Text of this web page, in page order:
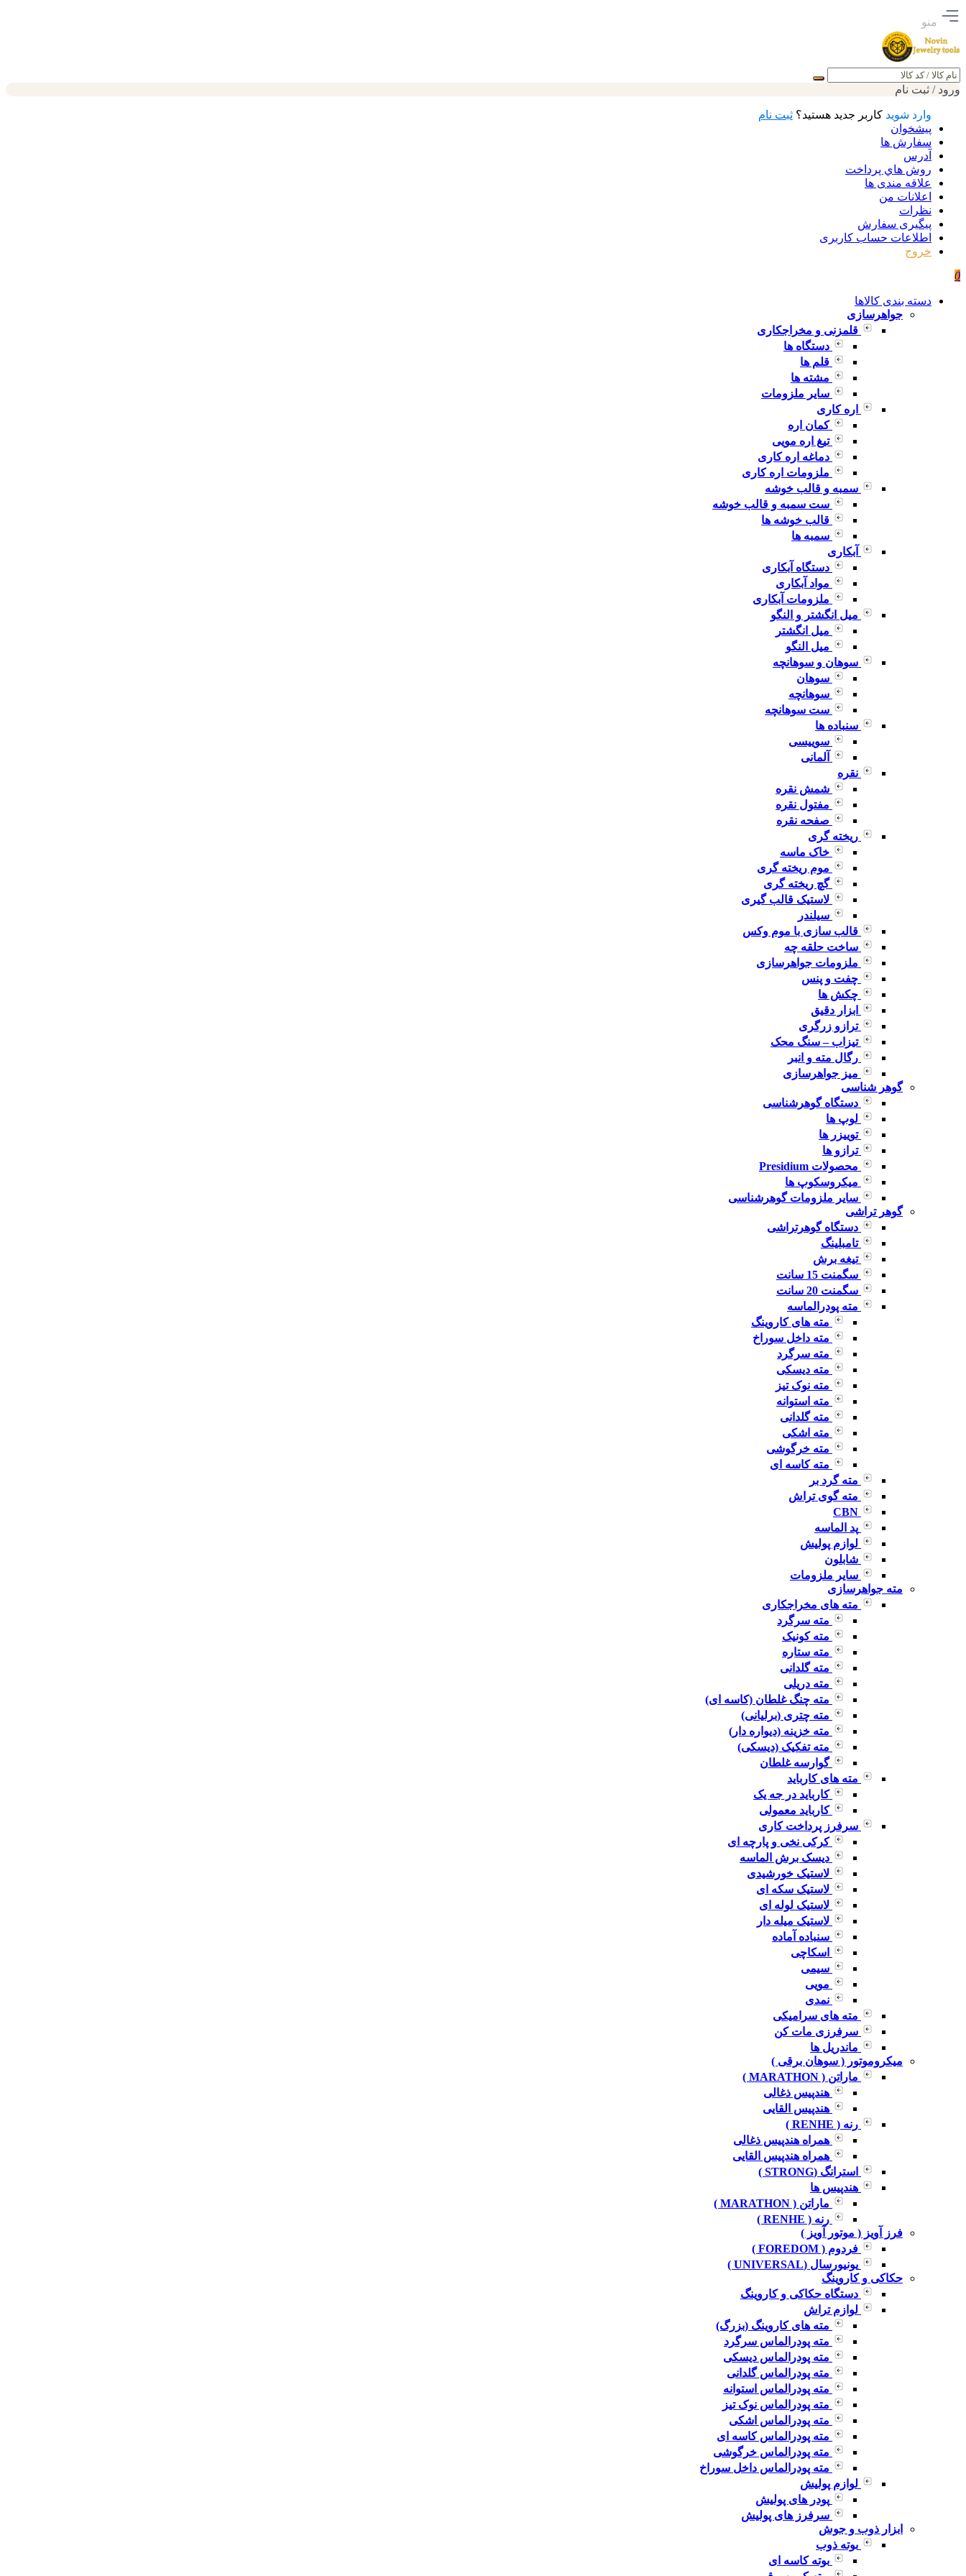
منو
جستجو
ورود / ثبت نام
وارد شوید کاربر جدید هستید؟ ثبت نام
پیشخوان
سفارش ها
آدرس
روش هاي پرداخت
علاقه مندی ها
اعلانات من
نظرات
پیگیری سفارش
اطلاعات حساب كاربری
خروج
0
دسته بندی کالاها
جواهرسازی
قلمزنی و مخراجکاری
دستگاه ها
قلم ها
مشته ها
سایر ملزومات
اره کاری
کمان اره
تیغ اره مویی
دماغه اره کاری
ملزومات اره کاری
سمبه و قالب خوشه
ست سمبه و قالب خوشه
قالب خوشه ها
سمبه ها
آبکاری
دستگاه آبکاری
مواد آبکاری
ملزومات آبکاری
میل انگشتر و النگو
میل انگشتر
میل النگو
سوهان و سوهانچه
سوهان
سوهانچه
ست سوهانچه
سنباده ها
سوییسی
آلمانی
نقره
شمش نقره
مفتول نقره
صفحه نقره
ریخته گری
خاک ماسه
موم ریخته گری
گچ ریخته گری
لاستیک قالب گیری
سیلندر
قالب سازی با موم وکس
ساخت حلقه چه
ملزومات جواهرسازی
چفت و پنس
چکش ها
ابزار دقیق
ترازو زرگری
تیزاب – سنگ محک
رگال مته و انبر
میز جواهرسازی
گوهر شناسی
دستگاه گوهرشناسی
لوپ ها
توییزر ها
ترازو ها
محصولات Presidium
میکروسکوپ ها
سایر ملزومات گوهرشناسی
گوهر تراشی
دستگاه گوهرتراشی
تامبلینگ
تیغه برش
سگمنت 15 سانت
سگمنت 20 سانت
مته پودرالماسه
مته های کاروینگ
مته داخل سوراخ
مته سرگرد
مته دیسکی
مته نوک تیز
مته استوانه
مته گلدانی
مته اشکی
مته خرگوشی
مته کاسه ای
مته گرد بر
مته گوی تراش
CBN
پد الماسه
لوازم پولیش
شابلون
سایر ملزومات
مته جواهرسازی
مته های مخراجکاری
مته سرگرد
مته کونیک
مته ستاره
مته گلدانی
مته دریلی
مته چنگ غلطان (کاسه ای)
مته چتری (برلیانی)
مته خزینه (دیواره دار)
مته تفکیک (دیسکی)
گوارسه غلطان
مته های کارباید
کارباید در جه یک
کارباید معمولی
سرفرز پرداخت کاری
کرکی نخی و پارچه ای
دیسک برش الماسه
لاستیک خورشیدی
لاستیک سکه ای
لاستیک لوله ای
لاستیک میله دار
سنباده آماده
اسکاچی
سیمی
مویی
نمدی
مته های سرامیکی
سرفرزی مات کن
ماندریل ها
میکروموتور ( سوهان برقی )
ماراتن ( MARATHON )
هندپیس ذغالی
هندپیس القایی
رنه ( RENHE )
همراه هندپیس ذغالی
همراه هندپیس القایی
استرانگ (STRONG )
هندپیس ها
ماراتن ( MARATHON )
رنه ( RENHE )
فرز آویز ( موتور آویز )
فردوم ( FOREDOM )
یونیورسال (UNIVERSAL )
حکاکی و کاروینگ
دستگاه حکاکی و کاروینگ
لوازم تراش
مته های کاروینگ (بزرگ)
مته پودرالماس سرگرد
مته پودرالماس دیسکی
مته پودرالماس گلدانی
مته پودرالماس استوانه
مته پودرالماس نوک تیز
مته پودرالماس اشکی
مته پودرالماس کاسه ای
مته پودرالماس خرگوشی
مته پودرالماس داخل سوراخ
لوازم پولیش
پودر های پولیش
سرفرز های پولیش
ابزار ذوب و جوش
بوته ذوب
بوته کاسه ای